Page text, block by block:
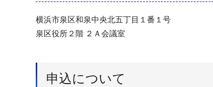
横浜市泉区和泉中央北五丁目１番１号
泉区役所２階 ２Ａ会議室
申込について